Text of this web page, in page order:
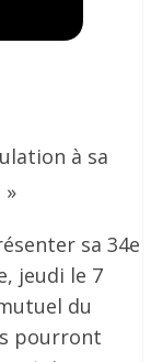
à sa
»
sa 34e
jeudi le 7
du
pourront